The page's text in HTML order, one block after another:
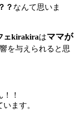
？ なんて思いま
ェkirakiraはママが
を与えられると思
！
ます。